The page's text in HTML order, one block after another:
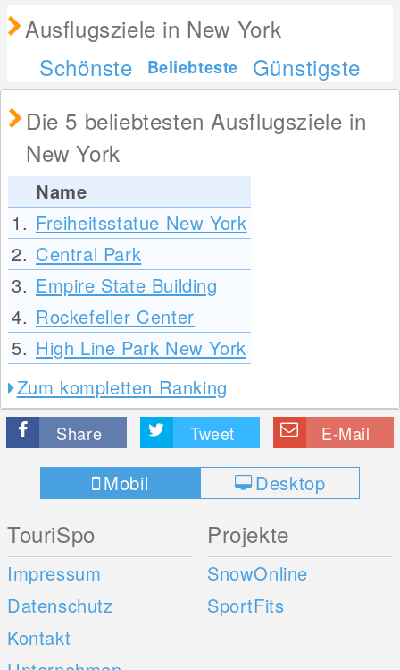
Ausflugsziele in New York
Schönste
Beliebteste
Günstigste
Die 5 beliebtesten Ausflugsziele in
New York
Name
1. Freiheitsstatue New York
2. Central Park
3. Empire State Building
4. Rockefeller Center
5. High Line Park New York
Zum kompletten Ranking
Share Tweet E-Mail
Mobil Desktop
TouriSpo
Impressum
Datenschutz
Kontakt
Projekte
SnowOnline
SportFits